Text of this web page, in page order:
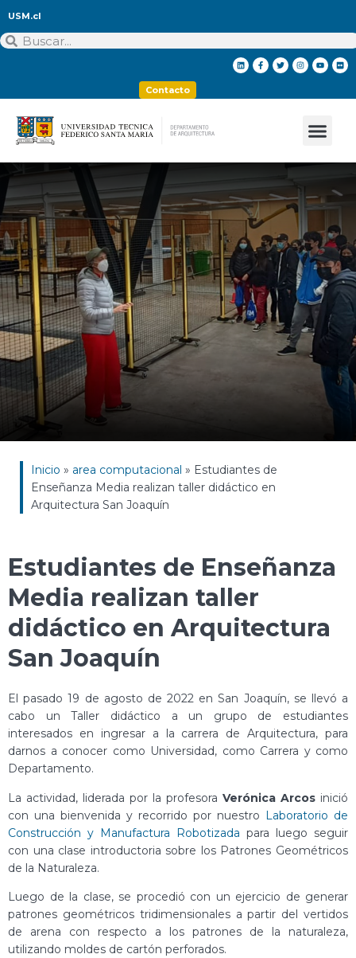
USM.cl
Contacto
Inicio » area computacional » Estudiantes de
Enseñanza Media realizan taller didáctico en
Arquitectura San Joaquín
Estudiantes de Enseñanza
Media realizan taller
didáctico en Arquitectura
San Joaquín
El pasado 19 de agosto de 2022 en San Joaquín, se llevó a
cabo un Taller didáctico a un grupo de estudiantes
interesados en ingresar a la carrera de Arquitectura, para
darnos a conocer como Universidad, como Carrera y como
Departamento.
La actividad, liderada por la profesora Verónica Arcos inició
con una bienvenida y recorrido por nuestro Laboratorio de
Construcción y Manufactura Robotizada para luego seguir
con una clase introductoria sobre los Patrones Geométricos
de la Naturaleza.
Luego de la clase, se procedió con un ejercicio de generar
patrones geométricos tridimensionales a partir del vertidos
de arena con respecto a los patrones de la naturaleza,
utilizando moldes de cartón perforados.